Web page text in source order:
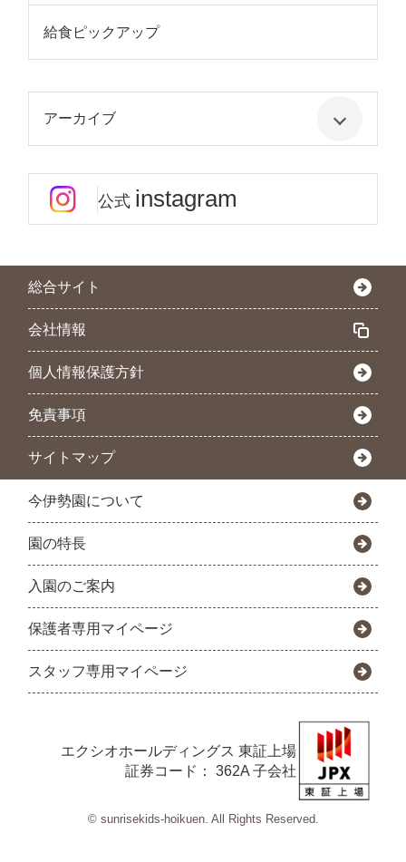
給食ピックアップ
アーカイブ
公式 instagram
総合サイト
会社情報
個人情報保護方針
免責事項
サイトマップ
今伊勢園について
園の特長
入園のご案内
保護者専用マイページ
スタッフ専用マイページ
エクシオホールディングス 東証上場
証券コード： 362A 子会社
© sunrisekids-hoikuen. All Rights Reserved.